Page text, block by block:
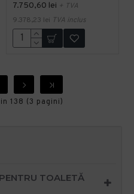
7.750,60 lei + TVA
9.378,23 lei TVA inclus
138 (3 pagini)
TOALETĂ